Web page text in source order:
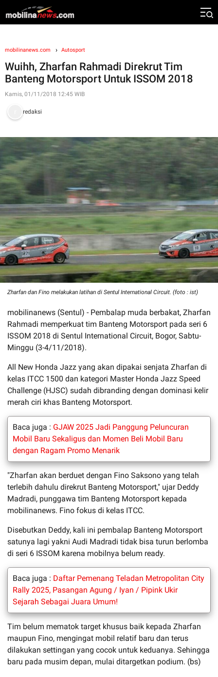
mobilinanews.com Autosport
Wuihh, Zharfan Rahmadi Direkrut Tim
Banteng Motorsport Untuk ISSOM 2018
Kamis, 01/11/2018 12:45 WIB
redaksi
Zharfan dan Fino melakukan latihan di Sentul International Circuit. (foto : ist)
mobilinanews (Sentul) - Pembalap muda berbakat, Zharfan
Rahmadi memperkuat tim Banteng Motorsport pada seri 6
ISSOM 2018 di Sentul International Circuit, Bogor, Sabtu-
Minggu (3-4/11/2018).
All New Honda Jazz yang akan dipakai senjata Zharfan di
kelas ITCC 1500 dan kategori Master Honda Jazz Speed
Challenge (HJSC) sudah dibranding dengan dominasi kelir
merah ciri khas Banteng Motorsport.
Baca juga : GJAW 2025 Jadi Panggung Peluncuran
Mobil Baru Sekaligus dan Momen Beli Mobil Baru
dengan Ragam Promo Menarik
"Zharfan akan berduet dengan Fino Saksono yang telah
terlebih dahulu direkrut Banteng Motorsport," ujar Deddy
Madradi, punggawa tim Banteng Motorsport kepada
mobilinanews. Fino fokus di kelas ITCC.
Disebutkan Deddy, kali ini pembalap Banteng Motorsport
satunya lagi yakni Audi Madradi tidak bisa turun berlomba
di seri 6 ISSOM karena mobilnya belum ready.
Baca juga : Daftar Pemenang Teladan Metropolitan City
Rally 2025, Pasangan Agung / Iyan / Pipink Ukir
Sejarah Sebagai Juara Umum!
Tim belum mematok target khusus baik kepada Zharfan
maupun Fino, mengingat mobil relatif baru dan terus
dilakukan settingan yang cocok untuk keduanya. Sehingga
baru pada musim depan, mulai ditargetkan podium. (bs)